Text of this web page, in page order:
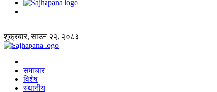
शुक्रबार, साउन २२, २०८३
समाचार
विशेष
स्थानीय